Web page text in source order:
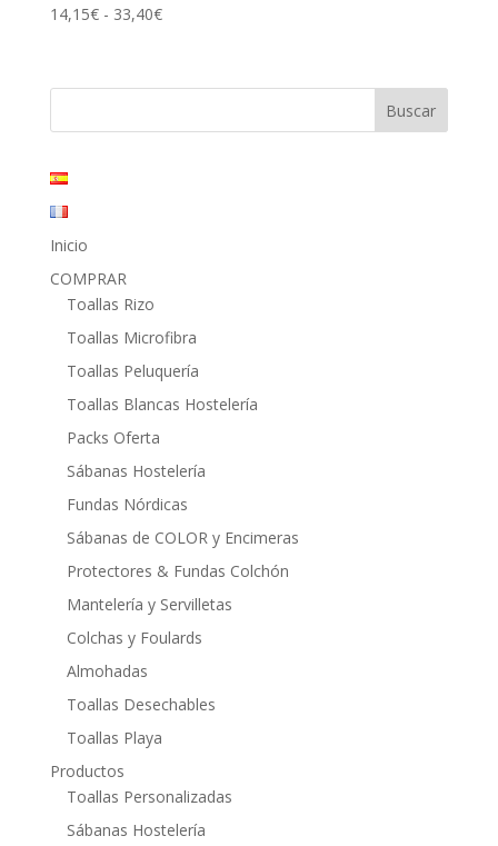
14,15€ - 33,40€Rango
desde
Inicio
COMPRAR
Toallas Rizo
Toallas Microfibra
Toallas Peluquería
Toallas Blancas Hostelería
Packs Oferta
Sábanas Hostelería
Fundas Nórdicas
Sábanas de COLOR y Encimeras
Protectores & Fundas Colchón
Mantelería y Servilletas
Colchas y Foulards
Almohadas
Toallas Desechables
Toallas Playa
Productos
Toallas Personalizadas
Sábanas Hostelería